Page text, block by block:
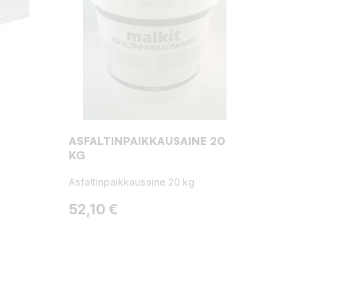
ASFALTINPAIKKAUSAINE 20
KG
Asfaltinpaikkausaine 20 kg
Hinta
52,10 €